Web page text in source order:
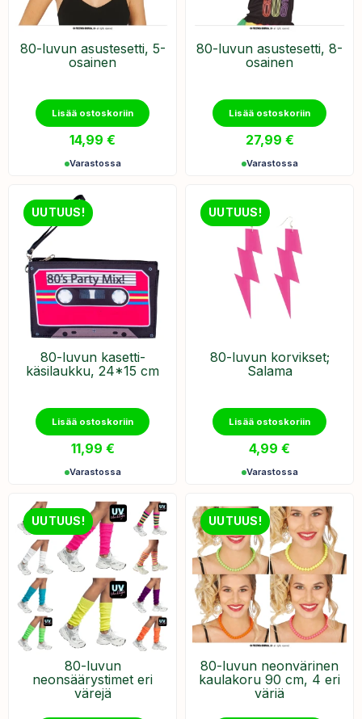
80-luvun asustesetti, 5-
osainen
Lisää ostoskoriin
14,99 €
Varastossa
​80-luvun asustesetti, 8-
osainen
Lisää ostoskoriin
27,99 €
Varastossa
UUTUUS!
80-luvun kasetti-
käsilaukku, 24*15 cm
Lisää ostoskoriin
11,99 €
Varastossa
UUTUUS!
80-luvun korvikset;
Salama
Lisää ostoskoriin
4,99 €
Varastossa
UUTUUS!
80-luvun
neonsäärystimet eri
värejä
UUTUUS!
80-luvun neonvärinen
kaulakoru 90 cm, 4 eri
väriä